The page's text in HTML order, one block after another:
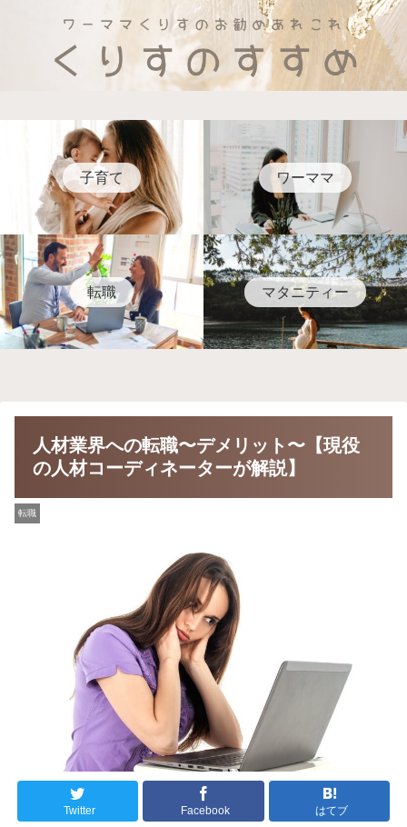
子育て ワーママ
転職 マタニティー
人材業界への転職〜デメリット〜【現役
の人材コーディネーターが解説】
転職
Twitter Facebook はてブ